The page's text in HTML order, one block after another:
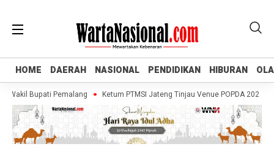
HOME DAERAH NASIONAL PENDIDIKAN HIBURAN
HOME DAERAH NASIONAL PENDIDIKAN HIBURAN
Bupati Pemalang Ketum PTMSI Jateng Tinjau Venue POPDA 2026,